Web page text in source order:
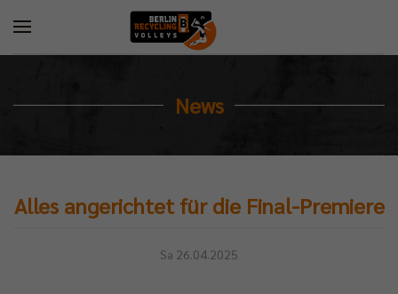
News
Alles angerichtet für die Final-Premiere
Sa 26.04.2025